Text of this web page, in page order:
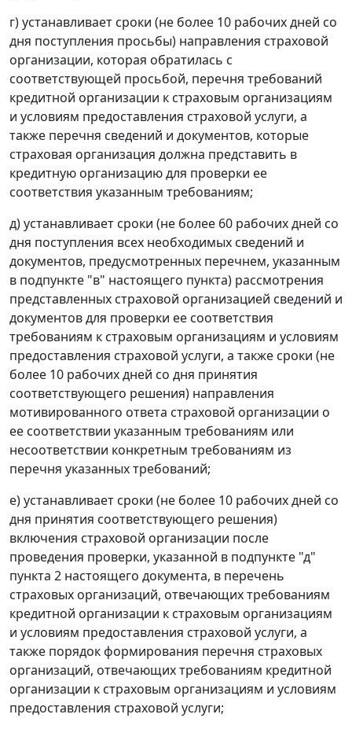
г) устанавливает сроки (не более 10 рабочих дней со
дня поступления просьбы) направления страховой
организации, которая обратилась с
соответствующей просьбой, перечня требований
кредитной организации к страховым организациям
и условиям предоставления страховой услуги, а
также перечня сведений и документов, которые
страховая организация должна представить в
кредитную организацию для проверки ее
соответствия указанным требованиям;
д) устанавливает сроки (не более 60 рабочих дней со
дня поступления всех необходимых сведений и
документов, предусмотренных перечнем, указанным
в подпункте "в" настоящего пункта) рассмотрения
представленных страховой организацией сведений и
документов для проверки ее соответствия
требованиям к страховым организациям и условиям
предоставления страховой услуги, а также сроки (не
более 10 рабочих дней со дня принятия
соответствующего решения) направления
мотивированного ответа страховой организации о
ее соответствии указанным требованиям или
несоответствии конкретным требованиям из
перечня указанных требований;
е) устанавливает сроки (не более 10 рабочих дней со
дня принятия соответствующего решения)
включения страховой организации после
проведения проверки, указанной в подпункте "д"
пункта 2 настоящего документа, в перечень
страховых организаций, отвечающих требованиям
кредитной организации к страховым организациям
и условиям предоставления страховой услуги, а
также порядок формирования перечня страховых
организаций, отвечающих требованиям кредитной
организации к страховым организациям и условиям
предоставления страховой услуги;